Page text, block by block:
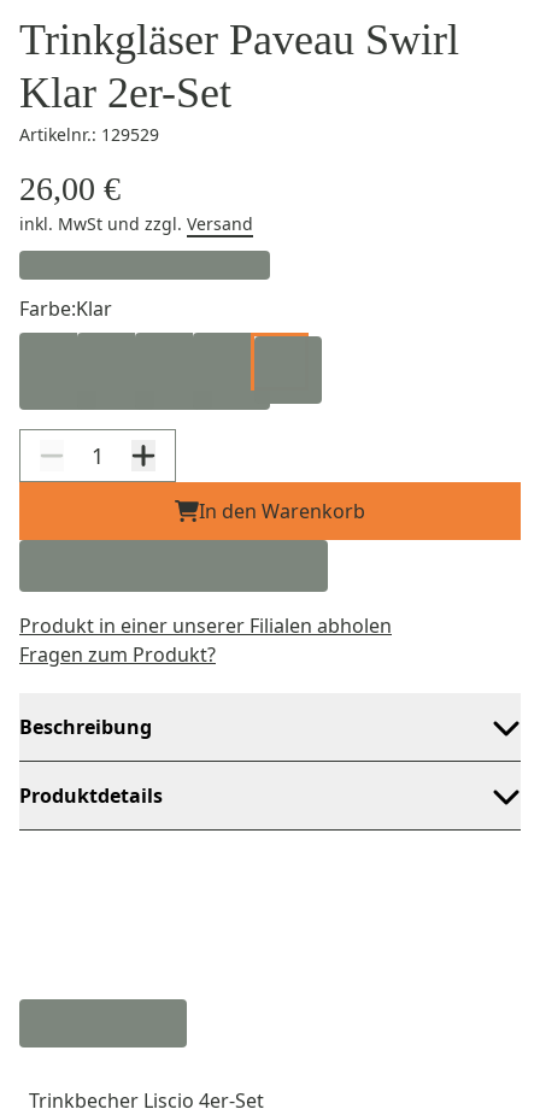
Trinkgläser Paveau Swirl
Klar 2er-Set
Artikelnr.: 129529
26,00 €
inkl. MwSt und zzgl. Versand
Farbe:Klar
In den Warenkorb
Produkt in einer unserer Filialen abholen
Fragen zum Produkt?
Beschreibung
Produktdetails
Trinkbecher Liscio 4er-Set